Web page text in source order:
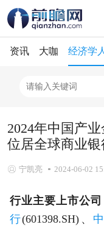
资讯 大咖 经济学人
2024年中国产
位居全球商业银
宁凯亮 2024-06-02
行业主要上市公司
行(601398.SH)、